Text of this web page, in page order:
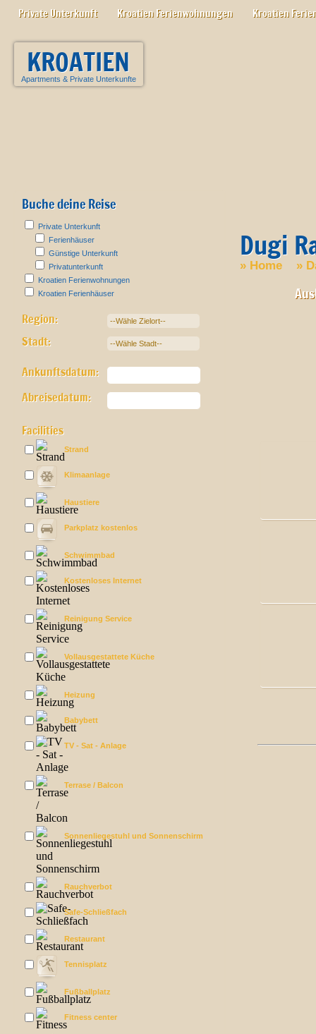
Private Unterkunft Kroatien Ferienwohnungen Kroatien
KROATIEN
Apartments & Private Unterkunfte
Buche deine Reise
Private Unterkunft
Ferienhäuser
Günstige Unterkunft
Privatunterkunft
Kroatien Ferienwohnungen
Kroatien Ferienhäuser
Region:
Stadt:
Ankunftsdatum:
Abreisedatum:
Facilities
Strand
Klimaanlage
Haustiere
Parkplatz kostenlos
Schwimmbad
Kostenloses Internet
Reinigung Service
Vollausgestattete Küche
Heizung
Babybett
TV - Sat - Anlage
Terrase / Balcon
Sonnenliegestuhl und Sonnenschirm
Rauchverbot
Safe-Schließfach
Restaurant
Tennisplatz
Fußballplatz
Fitness center
Dugi
» Home »